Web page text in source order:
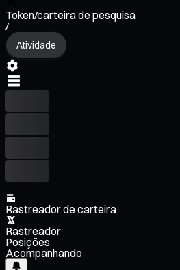
Token/carteira de pesquisa
/
Atividade
Rastreador de carteira
Rastreador
Posições
Acompanhando